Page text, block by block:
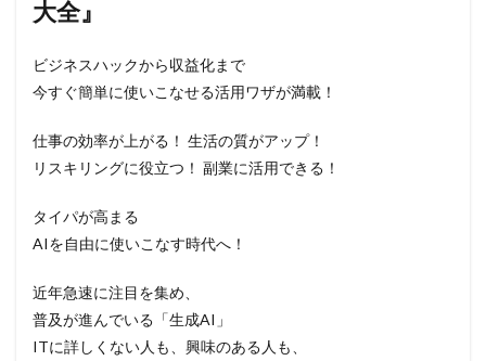
大全』
ビジネスハックから収益化まで
今すぐ簡単に使いこなせる活用ワザが満載！
仕事の効率が上がる！ 生活の質がアップ！
リスキリングに役立つ！ 副業に活用できる！
タイパが高まる
AIを自由に使いこなす時代へ！
近年急速に注目を集め、
普及が進んでいる「生成AI」
ITに詳しくない人も、興味のある人も、